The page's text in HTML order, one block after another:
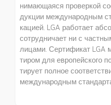
нимающаяся проверкой
дукции международным
кацией. LGA работает
сотрудничает ни с
ли­цами. Сертификат LGA
тиром для европейского
тирует полное
международным